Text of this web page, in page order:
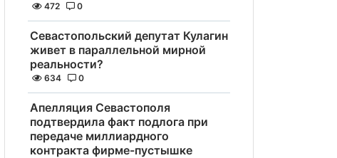
472 0
Севастопольский депутат Кулагин
живет в параллельной мирной
реальности?
634 0
Апелляция Севастополя
подтвердила факт подлога при
передаче миллиардного
контракта фирме-пустышке